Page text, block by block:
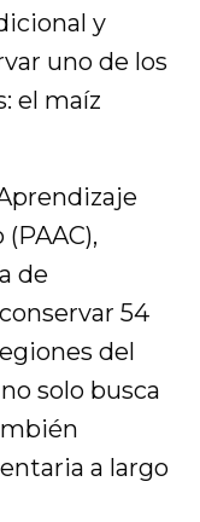
y
uno de los
el maíz
de
54
del
solo busca
a largo